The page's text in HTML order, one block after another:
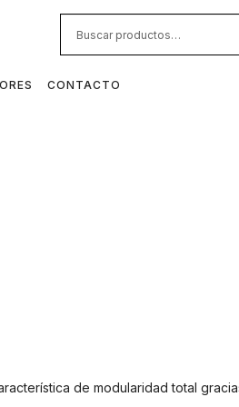
CONTACTO
de modularidad total